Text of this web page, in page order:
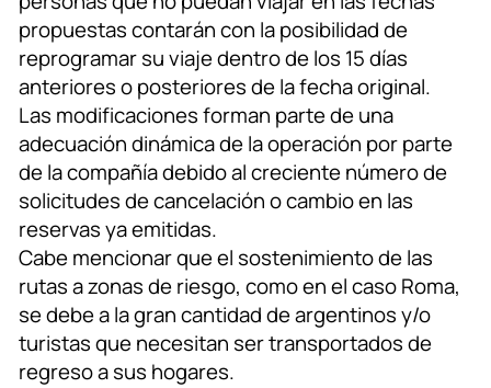
propuestas contarán con la posibilidad de
reprogramar su viaje dentro de los 15 días
anteriores o posteriores de la fecha original.
Las modificaciones forman parte de una
adecuación dinámica de la operación por parte
de la compañía debido al creciente número de
solicitudes de cancelación o cambio en las
reservas ya emitidas.
Cabe mencionar que el sostenimiento de las
rutas a zonas de riesgo, como en el caso Roma,
se debe a la gran cantidad de argentinos y/o
turistas que necesitan ser transportados de
regreso a sus hogares.